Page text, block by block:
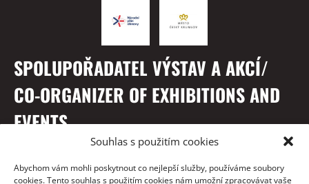
Souhlas s použitím cookies
Abychom vám mohli poskytnout co nejlepší služby, používáme soubory
cookies. Tento souhlas s použitím cookies nám umožní zpracovávat vaše
SPOLUPOŘADATEL VÝSTAV A AKCÍ/
CO-ORGANIZER OF EXHIBITIONS AND
EVENTS